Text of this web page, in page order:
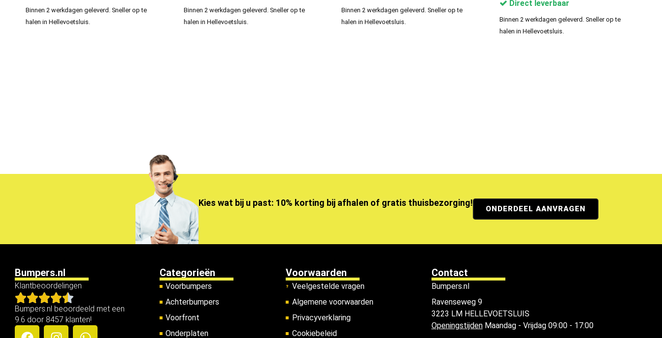
Binnen 2 werkdagen geleverd. Sneller op te
halen in Hellevoetsluis.
Binnen 2 werkdagen geleverd. Sneller op te
halen in Hellevoetsluis.
Binnen 2 werkdagen geleverd. Sneller op te
halen in Hellevoetsluis.
Direct leverbaar
Binnen 2 werkdagen geleverd. Sneller op te
halen in Hellevoetsluis.
Kies wat bij u past: 10% korting bij afhalen of gratis thuisbezorging!
ONDERDEEL AANVRAGEN
Bumpers.nl
Klantbeoordelingen
Bumpers.nl beoordeeld met een
9.6 door 8457 klanten!
Categorieën
Voorbumpers
Achterbumpers
Voorfront
Onderplaten
Voorwaarden
Veelgestelde vragen
Algemene voorwaarden
Privacyverklaring
Cookiebeleid
Contact
Bumpers.nl
Ravenseweg 9
3223 LM HELLEVOETSLUIS
OpeningstijdenMaandag - Vrijdag 09:00 - 17:00